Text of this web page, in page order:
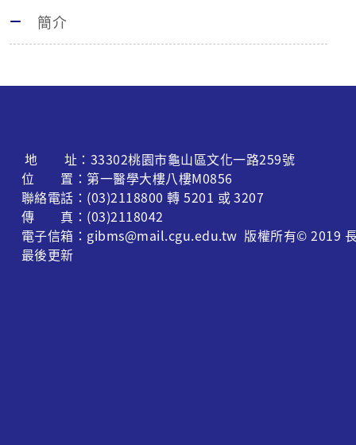
簡介
地 址：33302桃園市龜山區文化一路259號
位 置：第一醫學大樓八樓M0856
聯絡電話：(03)2118800 轉 5201 或 3207
傳 真：(03)2118042
電子信箱：gibms@mail.cgu.edu.tw 版權所有© 2019
最後更新